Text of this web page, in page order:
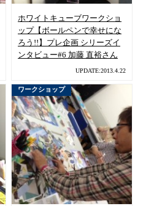
ホワイトキューブワークショ
ップ【ボールペンで幸せにな
ろう!!】プレ企画 シリーズイ
ンタビュー#6 加藤 直裕さん
UPDATE:2013.4.22
ワークショップ